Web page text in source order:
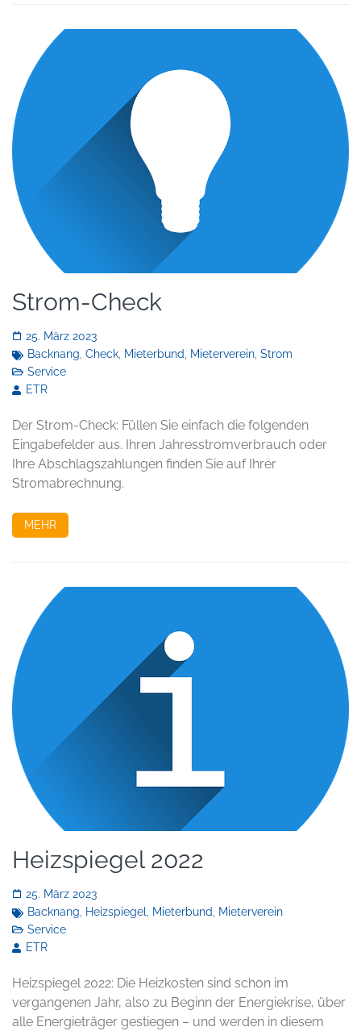
Strom-Check
25. März 2023
Backnang Check Mieterbund Mieterverein Strom
Service
ETR
Der Strom-Check: Füllen Sie einfach die folgenden
Eingabefelder aus. Ihren Jahresstromverbrauch oder
Ihre Abschlagszahlungen finden Sie auf Ihrer
Stromabrechnung.
MEHR
Heizspiegel 2022
25. März 2023
Backnang
Heizspiegel Mieterbund
Mieterverein
Service
ETR
Heizspiegel 2022: Die Heizkosten sind schon im
vergangenen Jahr, also zu Beginn der Energiekrise, über
alle Energieträger gestiegen – und werden in diesem